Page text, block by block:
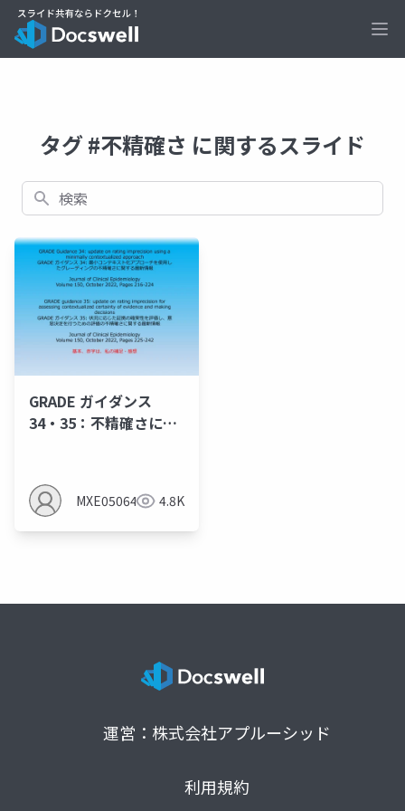
タグ #不精確さ に関するスライド
検索
GRADE ガイダンス
34・35：不精確さにの
は以下のnoteに記載し
たので、いずれ削除予
定）
MXE05064 4.8K
運営：株式会社アプルーシッド
利用規約